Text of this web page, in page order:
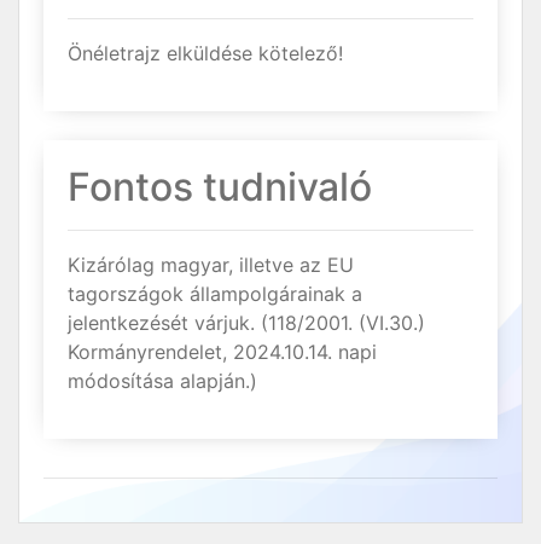
Önéletrajz elküldése kötelező!
Fontos tudnivaló
Kizárólag magyar, illetve az EU
tagországok állampolgárainak a
jelentkezését várjuk. (118/2001. (VI.30.)
Kormányrendelet, 2024.10.14. napi
módosítása alapján.)